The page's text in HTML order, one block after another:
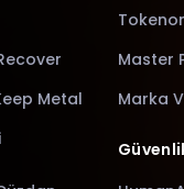
Metal
Master
Marka